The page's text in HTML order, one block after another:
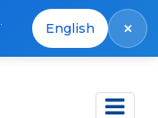
English ×